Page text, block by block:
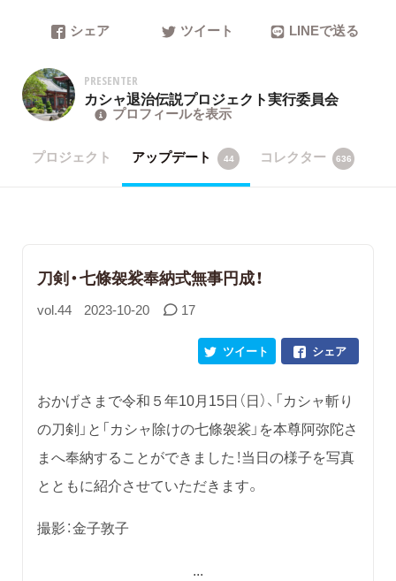
シェア ツイート LINEで送る
PRESENTER
カシャ退治伝説プロジェクト実行委員会
プロフィールを表示
プロジェクト アップデート 44 コレクター 636
刀剣・七條袈裟奉納式無事円成！
vol.44 2023-10-20 17
シェア
ツイート
おかげさまで令和５年10月15日（日）、「カシャ斬り
の刀剣」と「カシャ除けの七條袈裟」を本尊阿弥陀さ
まへ奉納することができました！当日の様子を写真
とともに紹介させていただきます。
撮影：金子敦子
...